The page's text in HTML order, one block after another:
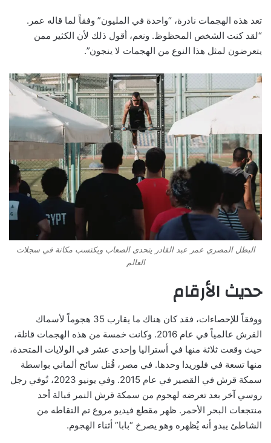
تعد هذه الهجمات نادرة، “واحدة في المليون” وفقاً لما قاله عمر.
“لقد كنت الشخص المحظوظ. ونعم، أقول ذلك لأن الكثير ممن
يتعرضون لمثل هذا النوع من الهجمات لا ينجون”.
البطل المصري عمر عبد القادر يتحدى الصعاب ويكتسب مكانة في سجلات
العالم
حديث الأرقام
ووفقاً للإحصاءات، فقد كان هناك ما يقارب 35 هجوماً لأسماك
القرش عالمياً في عام 2016. وكانت خمسة من هذه الهجمات قاتلة،
حيث وقعت ثلاثة منها في أستراليا وإحدى عشر في الولايات المتحدة،
منها تسعة في فلوريدا وحدها. في مصر، قُتل سائح ألماني بواسطة
سمكة قرش في القصير في عام 2015. وفي يونيو 2023، تُوفي رجل
روسي آخر بعد تعرضه لهجوم من سمكة قرش النمر قبالة أحد
منتجعات البحر الأحمر. ظهر مقطع فيديو مروع تم التقاطه من
الشاطئ يبدو أنه يُظهره وهو يصرخ “بابا” أثناء الهجوم.